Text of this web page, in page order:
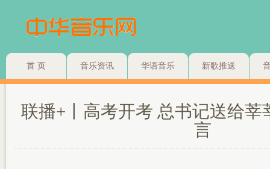
首 页 音乐资讯 华语音乐 新歌推送
联播+丨高考开考 总书记送给莘
言